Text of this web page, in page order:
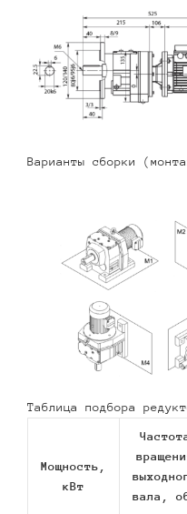
Варианты сборки
Таблица подбора
Мощность,
кВт
вала,